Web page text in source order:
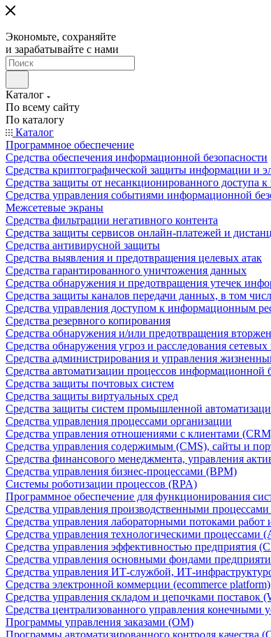
Экономьте, сохраняйте
и зарабатывайте с нами
Каталог
По всему сайту
По каталогу
Каталог
Программное обеспечение
Средства обеспечения информационной безопасности
Средства криптографической защиты информации и
Средства защиты от несанкционированного доступа
Средства управления событиями информационной
Межсетевые экраны
Средства фильтрации негативного контента
Средства защиты сервисов онлайн-платежей и
Средства антивирусной защиты
Средства выявления и предотвращения целевых атак
Средства гарантированного уничтожения данных
Средства обнаружения и предотвращения утечек
Средства защиты каналов передачи данных, в том
Средства управления доступом к информационным
Средства резервного копирования
Средства обнаружения и/или предотвращения
Средства обнаружения угроз и расследования
Средства администрирования и управления
Средства автоматизации процессов информационной
Средства защиты почтовых систем
Средства защиты виртуальных сред
Средства защиты систем промышленной
Средства управления процессами организации
Средства управления отношениями с клиентами
Средства управления содержимым (CMS), сайты и
Средства финансового менеджмента, управления
Средства управления бизнес-процессами (BPM)
Системы роботизации процессов (RPA)
Программное обеспечение для функционирования
Средства управления производственными
Средства управления лабораторными потоками
Средства управления технологическими
Средства управления эффективностью предприятия
Средства управления основными фондами
Средства управления ИТ-службой, ИТ-
Средства электронной коммерции (ecommerce platform)
Средства управления складом и цепочками поставок
Средства централизованного управления конечными
Программы управления заказами (OM)
Программы автоматизированного контроля качества